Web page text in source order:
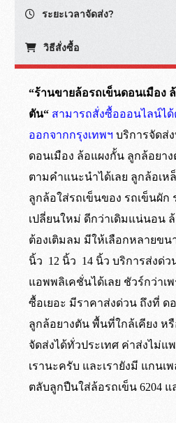
ระยะเวลาจัดส่ง?
วิธีสั่งซื้อ
“ร้านขายล้อรถเข็นดอนเมือง
ตัน“ สามารถสั่งซื้อออนไลน์ไ
ออกจากกรุงเทพฯ บริการจัดส่
ดอนเมือง ล้อแผงกั้น ลูกล้อยา
ตามคำแนะนำได้เลย ลูกล้อเ
ลูกล้อใส่รถเข็นของ รถเข็นผัก
เปลี่ยนใหม่ ดีกว่าเดิมแน่นอน
ต้องเติมลม มีให้เลือกหลายขน
นิ้ว 12 นิ้ว 14 นิ้ว บริการส่งด่
แอพพลิเคชั่นได้เลย ชัวร์กว่าเพ
ซื้อเยอะ มีราคาส่งด่วน ถึงที่ ด
ลูกล้อยางตัน พื้นที่ใกล้เคียง ห
จัดส่งได้ทั่วประเทศ ค่าส่งไม่แ
เรานะครับ และเรายังมี แกนเ
ตลับลูกปืนใส่ล้อรถเข็น 6204 แ